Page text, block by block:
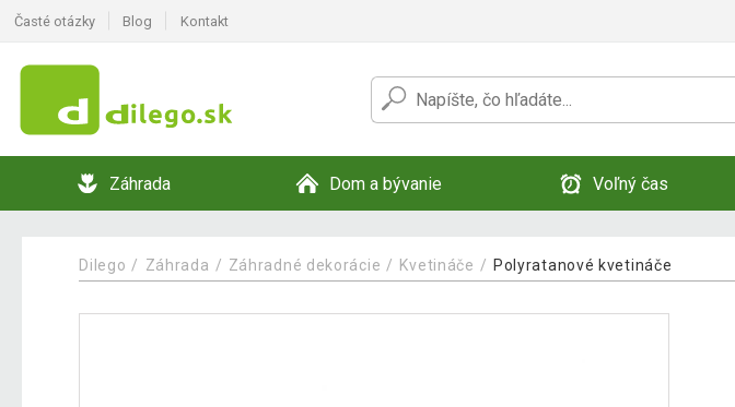
Časté otázky Blog Kontakt
Záhrada Dom a bývanie Voľný čas
Dilego Záhrada Záhradné dekorácie Kvetináče Polyratanové kvetináče